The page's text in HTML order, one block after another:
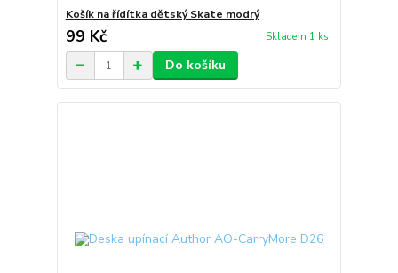
Košík na řídítka dětský Skate modrý
99 Kč Skladem 1 ks
Do košíku